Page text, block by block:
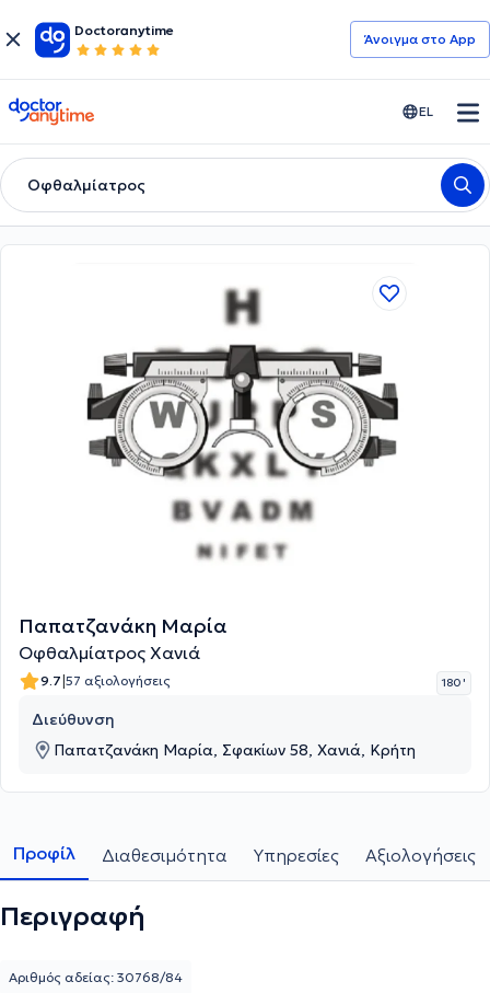
Doctoranytime
Άνοιγμα στο App
doctoranytime EL
Οφθαλμίατρος
Παπατζανάκη Μαρία
Οφθαλμίατρος Χανιά
9.7|57 αξιολογήσεις 180 '
Διεύθυνση
Παπατζανάκη Μαρία, Σφακίων 58, Χανιά, Κρήτη
Προφίλ Διαθεσιμότητα Υπηρεσίες Αξιολογήσεις
Περιγραφή
Αριθμός αδείας: 30768/84